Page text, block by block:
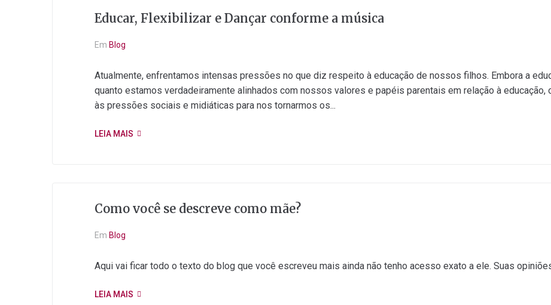
Educar, Flexibilizar e Dançar conforme a música
Em Blog
Atualmente, enfrentamos intensas pressões no que diz respeito à educação de nossos filhos. Embora a
quanto estamos verdadeiramente alinhados com nossos valores e papéis parentais em relação à
às pressões sociais e midiáticas para nos tornarmos os...
LEIA MAIS
Como você se descreve como mãe?
Em Blog
Aqui vai ficar todo o texto do blog que você escreveu mais ainda não tenho acesso exato a ele. Suas
LEIA MAIS